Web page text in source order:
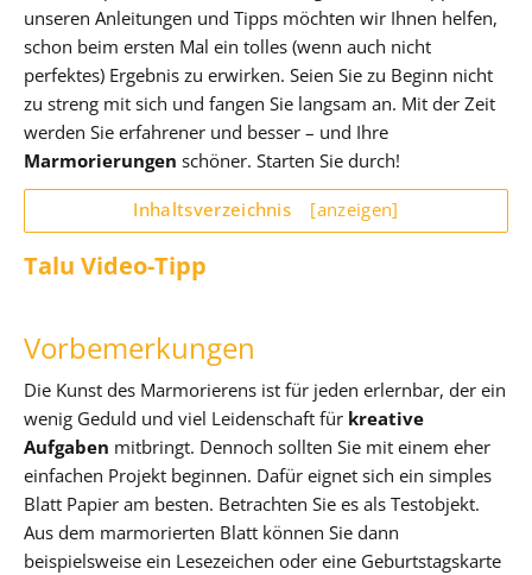
unseren Anleitungen und Tipps möchten wir Ihnen helfen,
schon beim ersten Mal ein tolles (wenn auch nicht
perfektes) Ergebnis zu erwirken. Seien Sie zu Beginn nicht
zu streng mit sich und fangen Sie langsam an. Mit der Zeit
werden Sie erfahrener und besser – und Ihre
Marmorierungen schöner. Starten Sie durch!
Inhaltsverzeichnis [anzeigen]
Talu Video-Tipp
Vorbemerkungen
Die Kunst des Marmorierens ist für jeden erlernbar, der ein
wenig Geduld und viel Leidenschaft für kreative
Aufgaben mitbringt. Dennoch sollten Sie mit einem eher
einfachen Projekt beginnen. Dafür eignet sich ein simples
Blatt Papier am besten. Betrachten Sie es als Testobjekt.
Aus dem marmorierten Blatt können Sie dann
beispielsweise ein Lesezeichen oder eine Geburtstagskarte